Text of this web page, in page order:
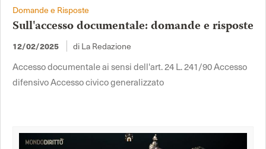
Domande e Risposte
Sull'accesso documentale: domande e risposte
12/02/2025 di La Redazione
Accesso documentale ai sensi dell'art. 24 L. 241/90 Accesso
difensivo Accesso civico generalizzato